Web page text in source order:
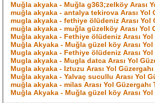
Muğla akyaka - Muğla g363;zelköy Arası
muğla akyaka - antalya tekirova Arası Yol
mugla akyaka - fethiye ölüdeniz Arası Yol
muğla akyaka - muğla güzelköy Arası Yol
Muğla akyaka - Fethiye ölüdeniz Arası Yol
Muğla Akyaka - Muğla güzel köy Arası Yol
Mugla akyaka - Fethiye ölüdeniz Arası Yol
Mugla akyaka - Mugla datca Arası Yol
Mugla akyaka - Iztuzu Arası Yol
Muğla akyaka - Yalvaç sucullu Arası Yol
muğla akyaka - milas Arası Yol Güzergahı
Muğla Akyaka - Muğla güzel köy Arası Yol